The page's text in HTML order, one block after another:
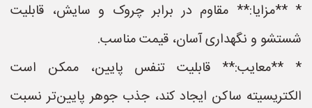
* **مزایا:** مقاوم در برابر چروک و سایش، قابلیت
شستشو و نگهداری آسان، قیمت مناسب.
* **معایب:** قابلیت تنفس پایین، ممکن است
الکتریسیته ساکن ایجاد کند، جذب جوهر پایین‌تر نسبت